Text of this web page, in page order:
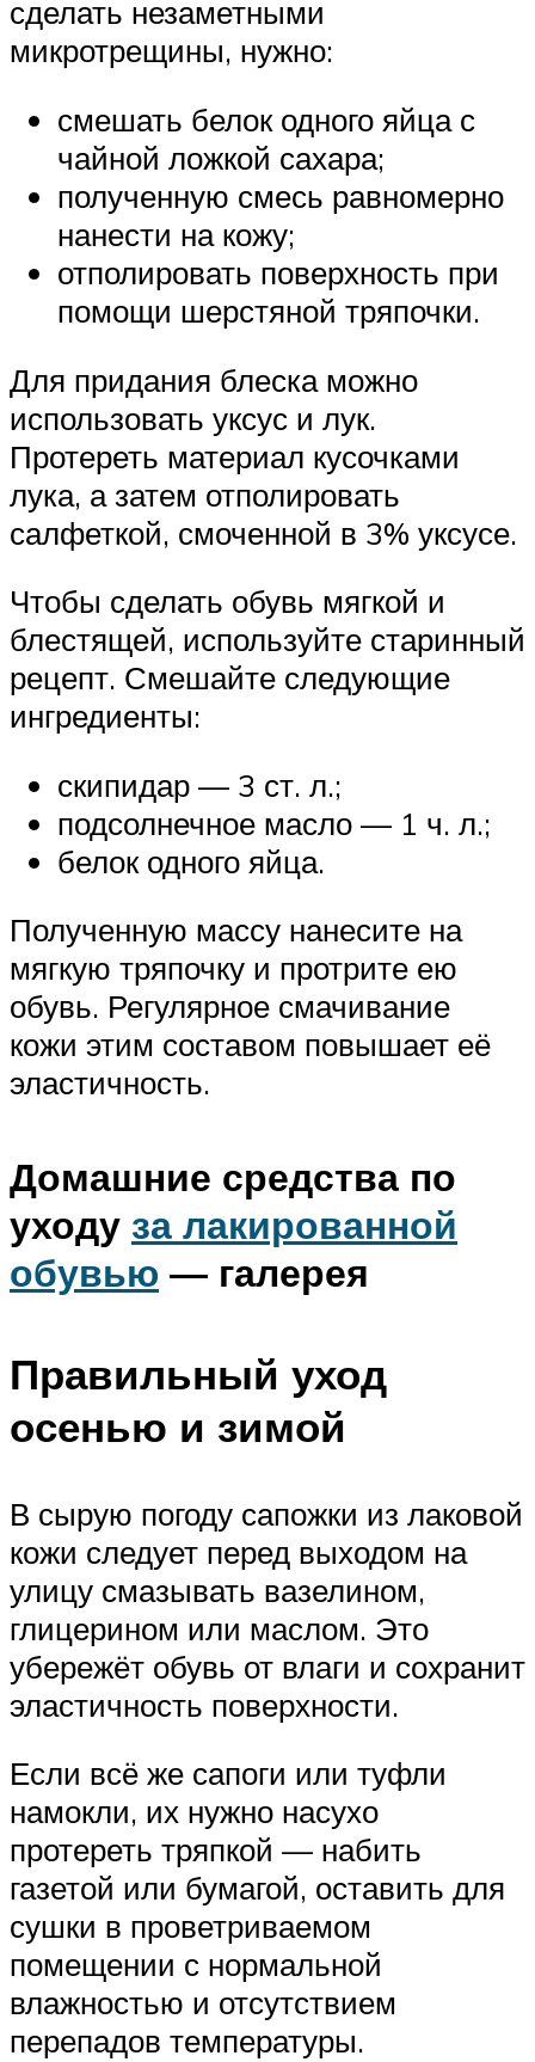
сделать незаметными
микротрещины, нужно:
смешать белок одного яйца с
чайной ложкой сахара;
полученную смесь равномерно
нанести на кожу;
отполировать поверхность при
помощи шерстяной тряпочки.
Для придания блеска можно
использовать уксус и лук.
Протереть материал кусочками
лука, а затем отполировать
салфеткой, смоченной в 3% уксусе.
Чтобы сделать обувь мягкой и
блестящей, используйте старинный
рецепт. Смешайте следующие
ингредиенты:
скипидар — 3 ст. л.;
подсолнечное масло — 1 ч. л.;
белок одного яйца.
Полученную массу нанесите на
мягкую тряпочку и протрите ею
обувь. Регулярное смачивание
кожи этим составом повышает её
эластичность.
Домашние средства по
уходу за лакированной
обувью — галерея
Правильный уход
осенью и зимой
В сырую погоду сапожки из лаковой
кожи следует перед выходом на
улицу смазывать вазелином,
глицерином или маслом. Это
убережёт обувь от влаги и сохранит
эластичность поверхности.
Если всё же сапоги или туфли
намокли, их нужно насухо
протереть тряпкой — набить
газетой или бумагой, оставить для
сушки в проветриваемом
помещении с нормальной
влажностью и отсутствием
перепадов температуры.